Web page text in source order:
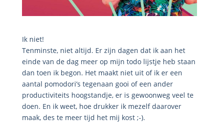
Ik niet!
Tenminste, niet altijd. Er zijn dagen dat ik aan het
einde van de dag meer op mijn todo lijstje heb staan
dan toen ik begon. Het maakt niet uit of ik er een
aantal pomodori’s tegenaan gooi of een ander
productiviteits hoogstandje, er is gewoonweg veel te
doen. En ik weet, hoe drukker ik mezelf daarover
maak, des te meer tijd het mij kost ;-).